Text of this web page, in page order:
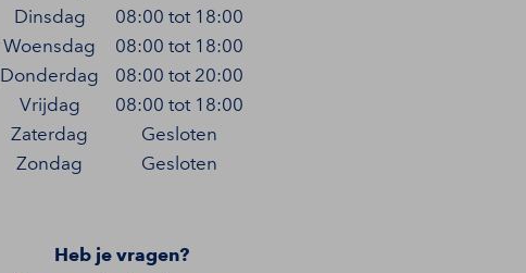
Dinsdag
Woensdag
Donderdag
Vrijdag
Zaterdag
Zondag
08:00 tot 18:00
08:00 tot 18:00
08:00 tot 20:00
08:00 tot 18:00
Gesloten
Gesloten
Heb je vragen?